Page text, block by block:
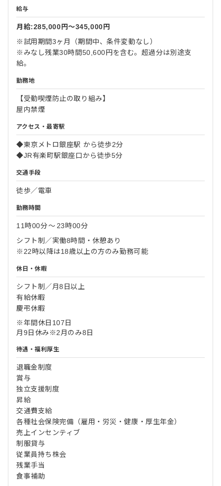
給与
月給:285,000円〜345,000円
※試用期間3ヶ月（期間中、条件変動なし）
※みなし残業30時間50,600円を含む。超過分は別途支
給。
勤務地
【受動喫煙防止の取り組み】
屋内禁煙
アクセス・最寄駅
◆東京メトロ銀座駅 から徒歩2分
◆JR有楽町駅銀座口から徒歩5分
交通手段
徒歩／電車
勤務時間
11時00分〜 23時00分
シフト制／実働8時間・休憩あり
※22時以降は18歳以上の方のみ勤務可能
休日・休暇
シフト制／月8日以上
有給休暇
慶弔休暇
※年間休日107日
月9日休み※2月のみ8日
待遇・福利厚生
退職金制度
賞与
独立支援制度
昇給
交通費支給
各種社会保険完備（雇用・労災・健康・厚生年金）
売上インセンティブ
制服貸与
従業員持ち株会
残業手当
食事補助